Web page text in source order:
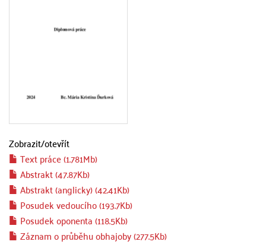
Zobrazit/otevřít
Text práce (1.781Mb)
Abstrakt (47.87Kb)
Abstrakt (anglicky) (42.41Kb)
Posudek vedoucího (193.7Kb)
Posudek oponenta (118.5Kb)
Záznam o průběhu obhajoby (277.5Kb)